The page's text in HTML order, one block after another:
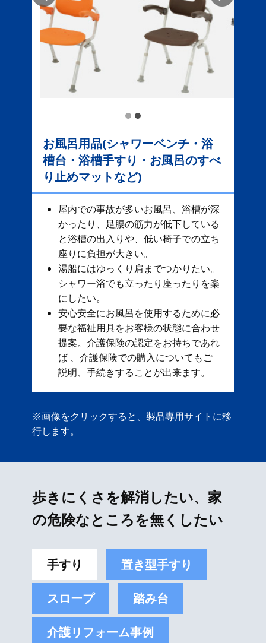
お風呂用品(シャワーベンチ・浴
槽台・浴槽手すり・お風呂のすべ
り止めマットなど)
屋内での事故が多いお風呂、​ 浴槽が深
かったり、足腰の筋力が低下している
と浴槽の出入りや、低い椅子での立ち
座りに負担が大きい。
湯船にはゆっくり肩までつかりたい。
シャワー浴でも立ったり座ったりを楽
にしたい。
安心安全にお風呂を使用するために必
要な福祉用具をお客様の状態に合わせ
提案。 ​ 介護保険の認定をお持ちであれ
ば 、介護保険での購入についてもご
説明、手続きすることが出来ます。
※画像をクリックすると、製品専用サイトに移
行します。
歩きにくさを解消したい、家
の危険なところを無くしたい
手すり 置き型手すり
スロープ 踏み台
介護リフォーム事例